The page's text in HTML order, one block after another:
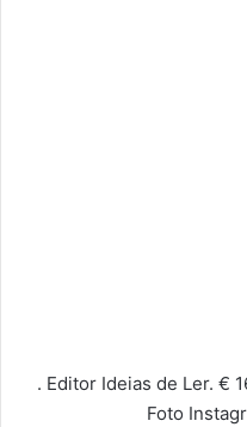
. Editor Ideias de Ler. €
Foto